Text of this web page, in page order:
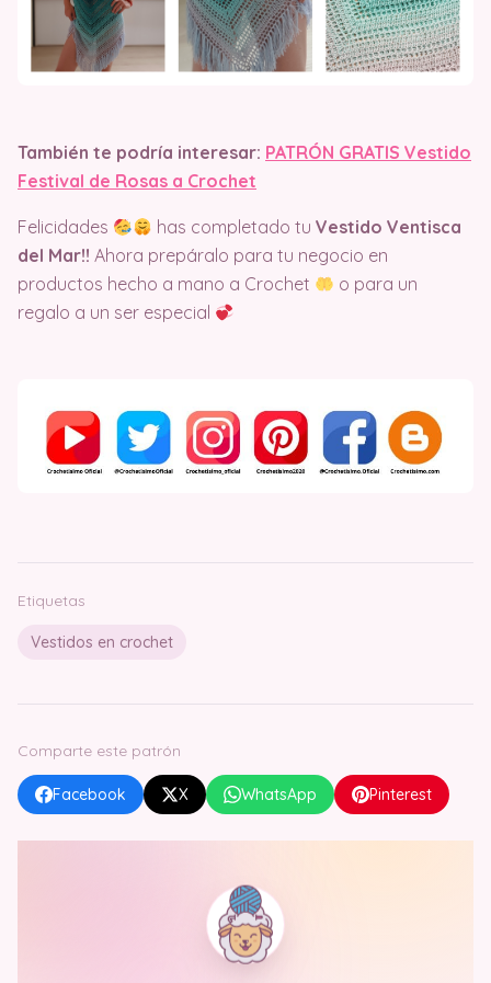
También te podría interesar: PATRÓN GRATIS Vestido
Festival de Rosas a Crochet
Felicidades has completado tuVestido Ventisca
del Mar!! Ahora prepáralo para tu negocio en
productos hecho a mano a Crochet
o para un
regalo a un ser especial
Etiquetas
Vestidos en crochet
Comparte este patrón
Facebook X WhatsApp Pinterest